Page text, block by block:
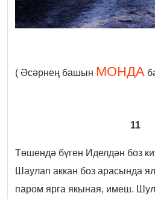
( Әсәрнең башын МОНДА
11
Төшендә бүген Иделдән боз
Шаулап аккан боз арасында
паром ярга якыная, имеш.